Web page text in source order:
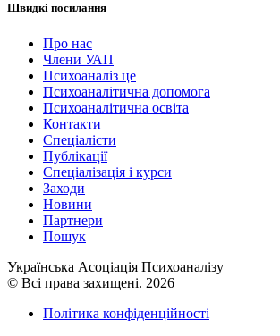
Швидкі посилання
Про нас
Члени УАП
Психоаналіз це
Психоаналітична допомога
Психоаналітична освіта
Контакти
Спеціалісти
Публікації
Cпеціалізація і курси
Заходи
Новини
Партнери
Пошук
Українська Асоціація Психоаналізу
© Всі права захищені. 2026
Політика конфіденційності